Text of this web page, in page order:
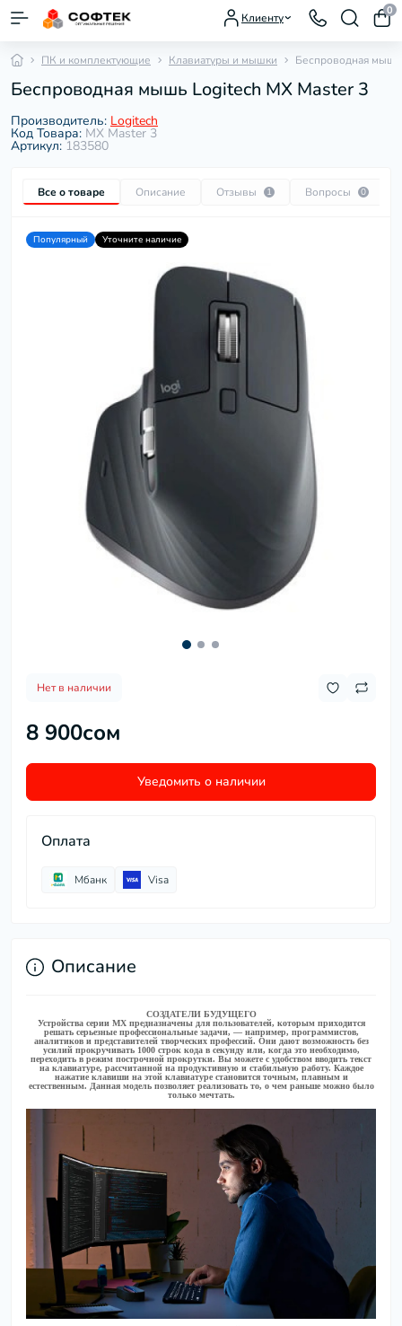
Клиенту
0
ПК и комплектующие Клавиатуры и мышки Беспроводная
Беспроводная мышь Logitech MX Master 3
Производитель: Logitech
Код Товара: MX Master 3
Артикул: 183580
Все о товаре Описание Отзывы 1 Вопросы 0
Популярный Уточните наличие
Нет в наличии
8 900сом
Уведомить о наличии
Оплата
Мбанк Visa
Описание
СОЗДАТЕЛИ БУДУЩЕГО
Устройства серии MX предназначены для пользователей, которым приходится
решать серьезные профессиональные задачи, — например, программистов,
аналитиков и представителей творческих профессий. Они дают возможность без
усилий прокручивать 1000 строк кода в секунду или, когда это необходимо,
переходить в режим построчной прокрутки. Вы можете с удобством вводить текст
на клавиатуре, рассчитанной на продуктивную и стабильную работу. Каждое
нажатие клавиши на этой клавиатуре становится точным, плавным и
естественным. Данная модель позволяет реализовать то, о чем раньше можно было
только мечтать.